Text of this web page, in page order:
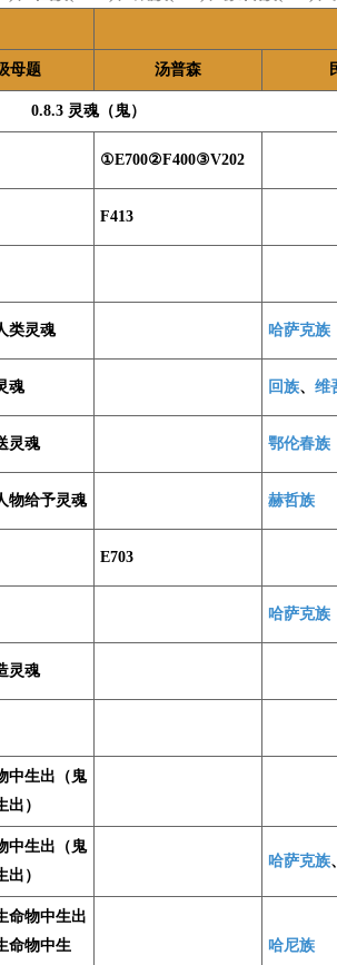
母题 汤普森
0.8.3 灵魂（鬼）
①E700②F400③V202
F413
类灵魂 哈萨克族
魂 回族、 维
灵魂 鄂伦春族
物给予灵魂 赫哲族
E703
哈萨克族
灵魂
中生出（鬼
）
中生出（鬼
）
哈萨克族
命物中生出
命物中生
哈尼族